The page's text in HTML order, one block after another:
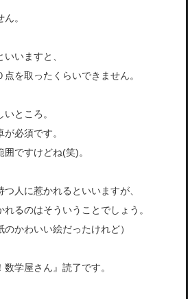
。
いますと、
を取ったくらいできません。
ところ。
必須です。
ですけどね(笑)。
人に惹かれるといいますが、
るのはそういうことでしょう。
のかわいい絵だったけれど）
学屋さん』読了です。